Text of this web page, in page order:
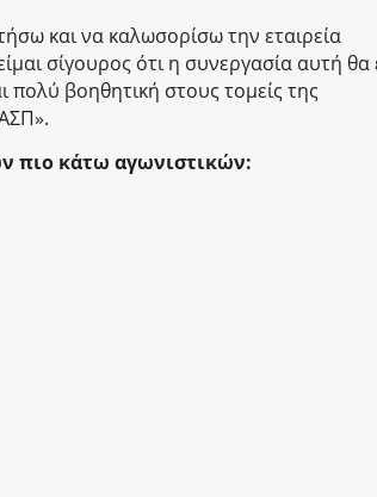
και να καλωσορίσω την εταιρεία
σίγουρος ότι η συνεργασία αυτή θα
πολύ βοηθητική στους τομείς της
πιο κάτω αγωνιστικών: